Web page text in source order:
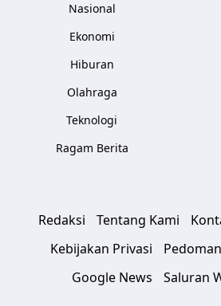
Nasional
Ekonomi
Hiburan
Olahraga
Teknologi
Ragam Berita
Redaksi Tentang Kami
Kebijakan Privasi
Google News
Saluran